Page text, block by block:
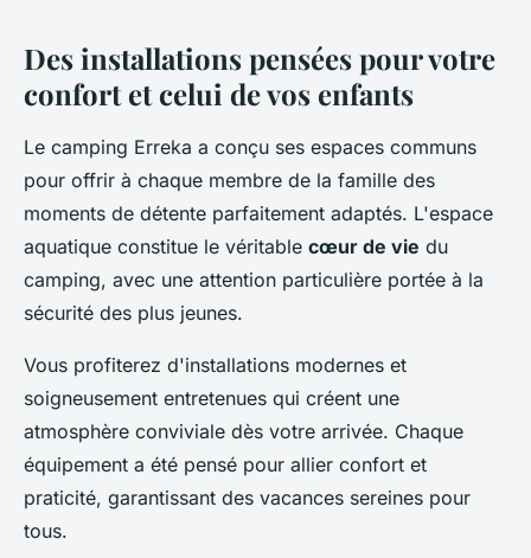
Des installations pensées pour votre
confort et celui de vos enfants
Le camping Erreka a conçu ses espaces communs
pour offrir à chaque membre de la famille des
moments de détente parfaitement adaptés. L'espace
aquatique constitue le véritable cœur de vie du
camping, avec une attention particulière portée à la
sécurité des plus jeunes.
Vous profiterez d'installations modernes et
soigneusement entretenues qui créent une
atmosphère conviviale dès votre arrivée. Chaque
équipement a été pensé pour allier confort et
praticité, garantissant des vacances sereines pour
tous.